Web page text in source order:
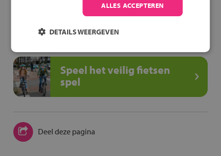
Route met het OV
Speel het veilig fietsen
spel
Deel deze pagina
ALLES ACCEPTEREN
DETAILS WEERGEVEN